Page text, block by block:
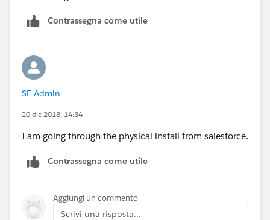
Contrassegna come utile
SF Admin
20 dic 2018, 14:34
I am going through the physical install from salesforce.
Contrassegna come utile
Aggiungi un commento
Scrivi una risposta...